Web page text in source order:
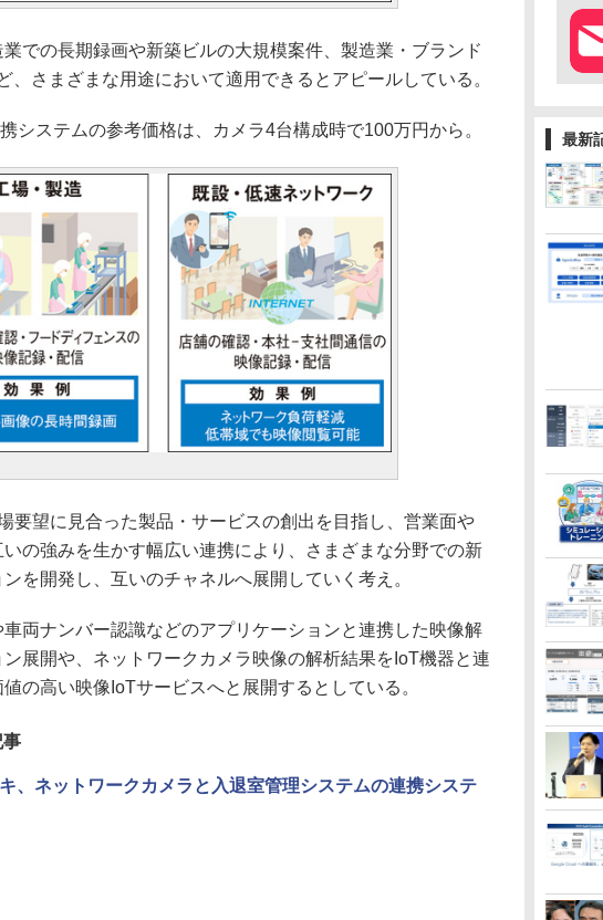
最新
での長期録画や新築ビルの大規模案件、製造業・ブランド
、さまざまな用途において適用できるとアピールしている。
システムの参考価格は、カメラ4台構成時で100万円から。
要望に見合った製品・サービスの創出を目指し、営業面や
の強みを生かす幅広い連携により、さまざまな分野での新
を開発し、互いのチャネルへ展開していく考え。
両ナンバー認識などのアプリケーションと連携した映像解
展開や、ネットワークカメラ映像の解析結果をIoT機器と連
の高い映像IoTサービスへと展開するとしている。
事
、ネットワークカメラと入退室管理システムの連携システ